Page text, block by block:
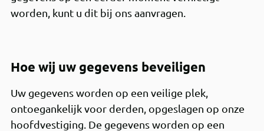
worden, kunt u dit bij ons aanvragen.
Hoe wij uw gegevens beveiligen
Uw gegevens worden op een veilige plek,
ontoegankelijk voor derden, opgeslagen op onze
hoofdvestiging. De gegevens worden op een